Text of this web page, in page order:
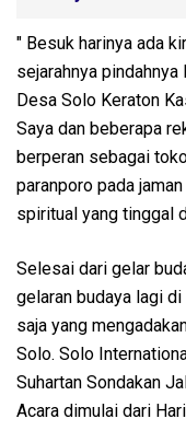
" Besuk harinya ada
sejarahnya
Desa Solo Keraton
Saya dan beberapa
berperan sebagai
paranporo pada
spiritual yang tinggal
Selesai dari gelar
gelaran budaya lagi di
saja yang
Solo. Solo
Suhartan Sondakan
Acara dimulai dari